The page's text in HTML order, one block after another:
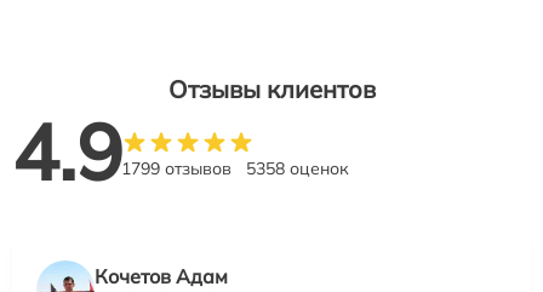
Отзывы клиентов
4.91799 отзывов 5358 оценок
Кочетов Адам